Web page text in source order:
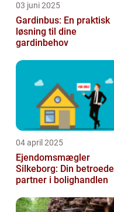
03 juni 2025
Gardinbus: En praktisk
løsning til dine
gardinbehov
04 april 2025
Ejendomsmægler
Silkeborg: Din betroede
partner i bolighandlen